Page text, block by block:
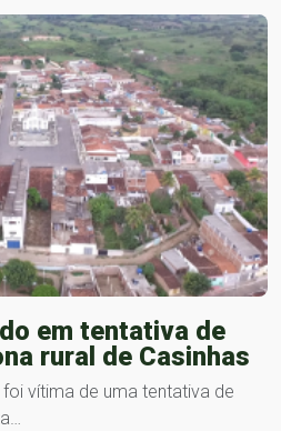
em tentativa de
rural de Casinhas
vítima de uma tentativa de